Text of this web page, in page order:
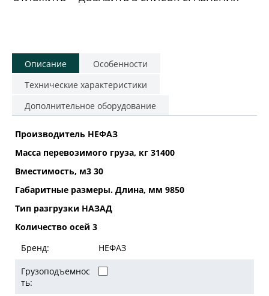
Описание
Особенности
Технические характеристики
Дополнительное оборудование
Производитель НЕФАЗ
Масса перевозимого груза, кг 31400
Вместимость, м3 30
Габаритные размеры. Длина, мм 9850
Тип разгрузки НАЗАД
Количество осей 3
Бренд:
НЕФАЗ
Грузоподъемнос
ть: